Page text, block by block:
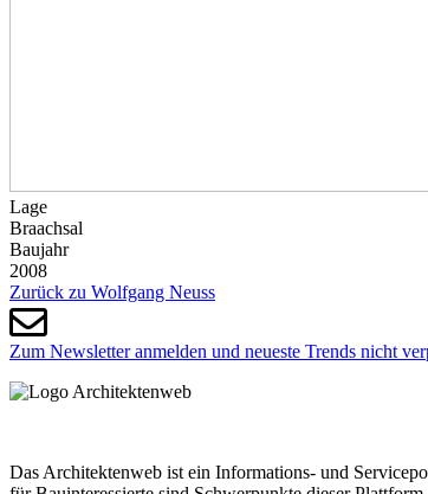
Lage
Braachsal
Baujahr
2008
Zurück zu Wolf­gang Neuss
Zum Newsletter anmelden und neueste Trends nicht
Das Architektenweb ist ein Informations- und